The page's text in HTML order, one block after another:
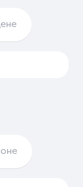
место работы,
привязки к